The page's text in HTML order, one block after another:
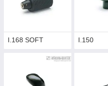
I.168 SOFT I.150